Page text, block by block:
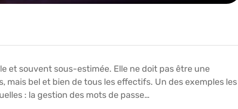
et souvent sous-estimée. Elle ne doit pas être une
bel et bien de tous les effectifs. Un des exemples les
: la gestion des mots de passe…